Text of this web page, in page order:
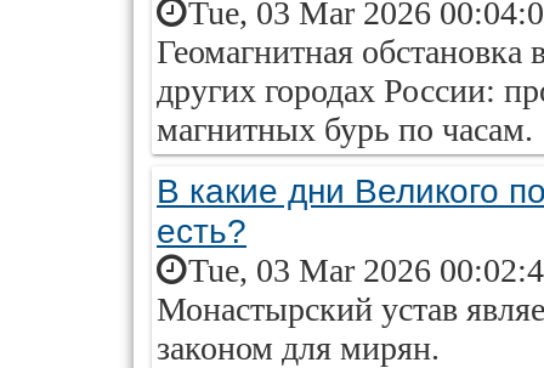
Tue, 03 Mar 2026
Геомагнитная
других городах России:
магнитных бурь по часам.
В какие дни Великого
есть?
Tue, 03 Mar 2026
Монастырский устав
законом для мирян.